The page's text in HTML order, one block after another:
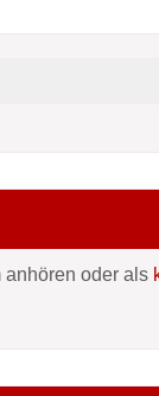
anhören oder als